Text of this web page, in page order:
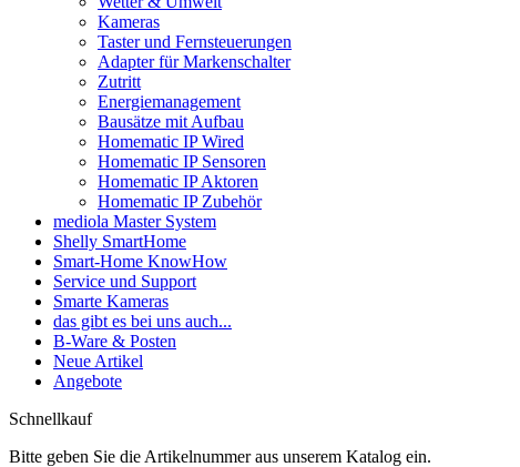
Kameras
Taster und Fernsteuerungen
Adapter für Markenschalter
Zutritt
Energiemanagement
Bausätze mit Aufbau
Homematic IP Wired
Homematic IP Sensoren
Homematic IP Aktoren
Homematic IP Zubehör
mediola Master System
Shelly SmartHome
Smart-Home KnowHow
Service und Support
Smarte Kameras
das gibt es bei uns auch...
B-Ware & Posten
Neue Artikel
Angebote
Schnellkauf
Bitte geben Sie die Artikelnummer aus unserem Katalog ein.